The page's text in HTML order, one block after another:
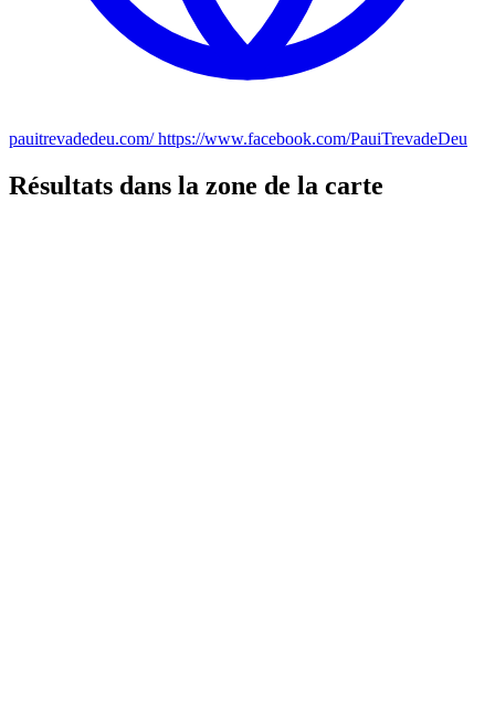
pauitrevadedeu.com/ https://www.facebook.com/PauiTrevadeDeu
Résultats dans la zone de la carte